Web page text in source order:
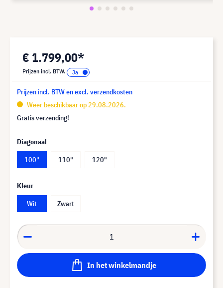
€ 1.799,00*
Prijzen incl. BTW.
Prijzen incl. BTW en excl. verzendkosten
Weer beschikbaar op 29.08.2026.
Gratis verzending!
Diagonaal
100"
110" 120"
Kleur
Wit
Zwart
In het winkelmandje